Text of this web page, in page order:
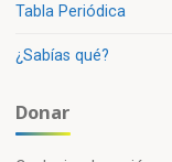
Tabla Periódica
¿Sabías qué?
Donar